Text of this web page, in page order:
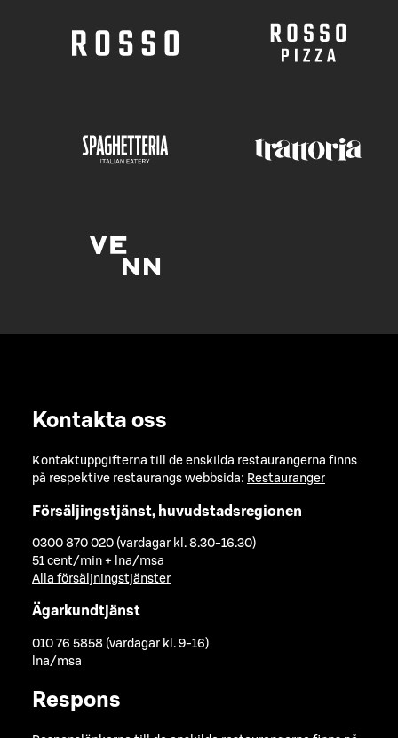
Kontakta oss
Kontaktuppgifterna till de enskilda restaurangerna finns
på respektive restaurangs webbsida: Restauranger
Försäljingstjänst, huvudstadsregionen
0300 870 020 (vardagar kl. 8.30-16.30)
51 cent/min + lna/msa
Alla försäljningstjänster
Ägarkundtjänst
010 76 5858 (vardagar kl. 9-16)
lna/msa
Respons